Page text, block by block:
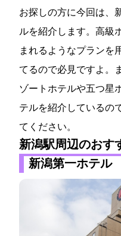
お探しの方に今回は、
ルを紹介します。高級
まれるようなプランを
てるので必見ですよ。
ゾートホテルや五つ星
テルを紹介しているの
てください。
新潟駅周辺のおす
新潟第一ホテル